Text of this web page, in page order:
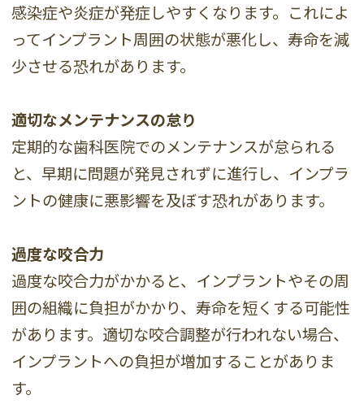
感染症や炎症が発症しやすくなります。これによ
ってインプラント周囲の状態が悪化し、寿命を減
少させる恐れがあります。
適切なメンテナンスの怠り
定期的な歯科医院でのメンテナンスが怠られる
と、早期に問題が発見されずに進行し、インプラ
ントの健康に悪影響を及ぼす恐れがあります。
過度な咬合力
過度な咬合力がかかると、インプラントやその周
囲の組織に負担がかかり、寿命を短くする可能性
があります。適切な咬合調整が行われない場合、
インプラントへの負担が増加することがありま
す。